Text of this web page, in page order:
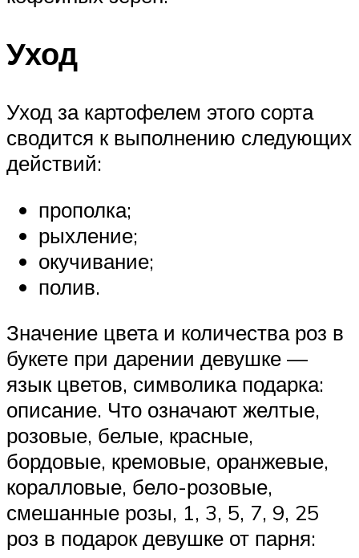
Уход
Уход за картофелем этого сорта
сводится к выполнению следующих
действий:
прополка;
рыхление;
окучивание;
полив.
Значение цвета и количества роз в
букете при дарении девушке —
язык цветов, символика подарка:
описание. Что означают желтые,
розовые, белые, красные,
бордовые, кремовые, оранжевые,
коралловые, бело-розовые,
смешанные розы, 1, 3, 5, 7, 9, 25
роз в подарок девушке от парня: